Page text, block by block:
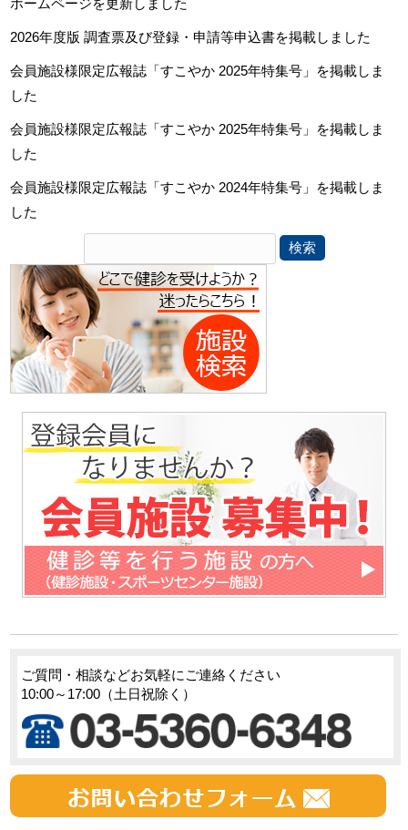
ホームページを更新しました
2026年度版 調査票及び登録・申請等申込書を掲載しました
会員施設様限定広報誌「すこやか 2025年特集号」を掲載しま
した
会員施設様限定広報誌「すこやか 2025年特集号」を掲載しま
した
会員施設様限定広報誌「すこやか 2024年特集号」を掲載しま
した
ご質問・相談などお気軽にご連絡ください
10:00～17:00（土日祝除く）